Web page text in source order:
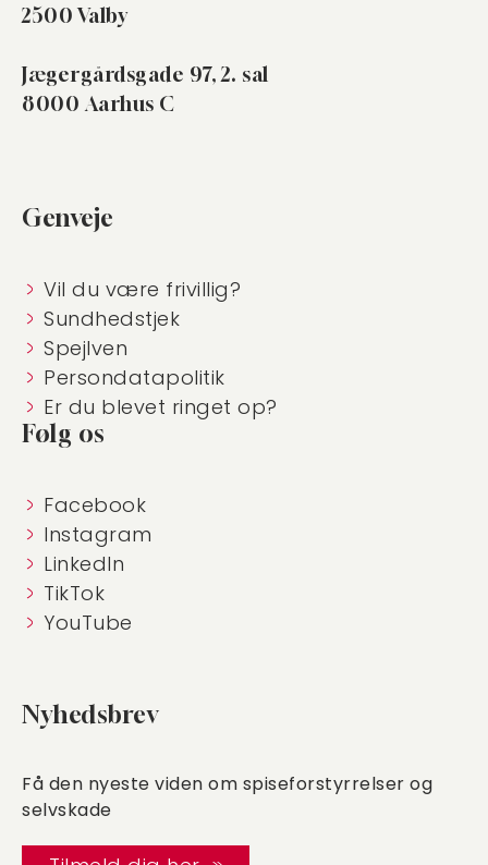
2500 Valby
Jægergårdsgade 97, 2. sal
8000 Aarhus C
Genveje
Vil du være frivillig?
Sundhedstjek
Spejlven
Persondatapolitik
Er du blevet ringet op?
Følg os
Facebook
Instagram
LinkedIn
TikTok
YouTube
Nyhedsbrev
Få den nyeste viden om spiseforstyrrelser og
selvskade